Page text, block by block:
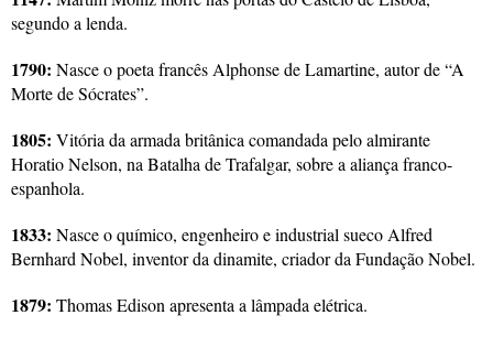
segundo a lenda.
1790: Nasce o poeta francês Alphonse de Lamartine, autor de “A
Morte de Sócrates”.
1805: Vitória da armada britânica comandada pelo almirante
Horatio Nelson, na Batalha de Trafalgar, sobre a aliança franco-
espanhola.
1833: Nasce o químico, engenheiro e industrial sueco Alfred
Bernhard Nobel, inventor da dinamite, criador da Fundação Nobel.
1879: Thomas Edison apresenta a lâmpada elétrica.